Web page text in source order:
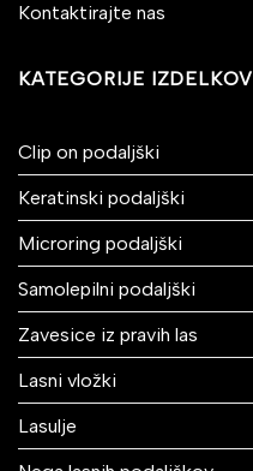
Kontaktirajte nas
KATEGORIJE IZDELKOV
Clip on podaljški
Keratinski podaljški
Microring podaljški
Samolepilni podaljški
Zavesice iz pravih las
Lasni vložki
Lasulje